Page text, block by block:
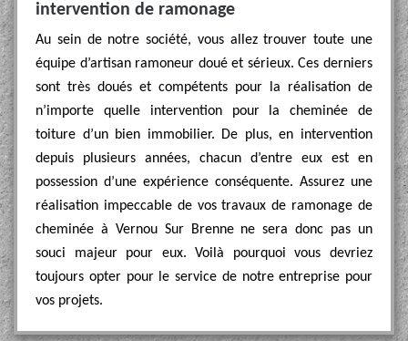
intervention de ramonage
Au sein de notre société, vous allez trouver toute une
équipe d’artisan ramoneur doué et sérieux. Ces derniers
sont très doués et compétents pour la réalisation de
n’importe quelle intervention pour la cheminée de
toiture d’un bien immobilier. De plus, en intervention
depuis plusieurs années, chacun d’entre eux est en
possession d’une expérience conséquente. Assurez une
réalisation impeccable de vos travaux de ramonage de
cheminée à Vernou Sur Brenne ne sera donc pas un
souci majeur pour eux. Voilà pourquoi vous devriez
toujours opter pour le service de notre entreprise pour
vos projets.